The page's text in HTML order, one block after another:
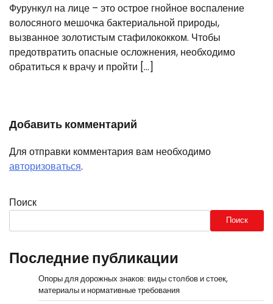
Фурункул на лице – это острое гнойное воспаление
волосяного мешочка бактериальной природы,
вызванное золотистым стафилококком. Чтобы
предотвратить опасные осложнения, необходимо
обратиться к врачу и пройти […]
Добавить комментарий
Для отправки комментария вам необходимо
авторизоваться.
Поиск
Поиск
Последние публикации
Опоры для дорожных знаков: виды столбов и стоек,
материалы и нормативные требования